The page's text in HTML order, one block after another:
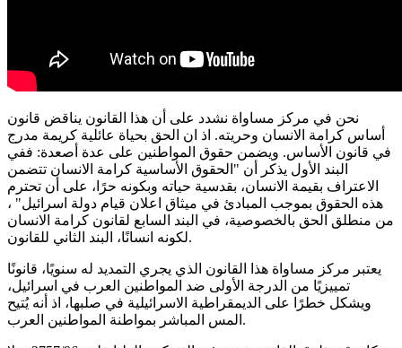
نحن في مركز مساواة نشدد على أن هذا القانون يناقض قانون
أساس كرامة الانسان وحريته. اذ ان الحق بحياة عائلية كريمة مدرج
في قانون الأساس. ويضمن حقوق المواطنين على عدة أصعدة: ففي
البند الأول يذكر أن " الحقوق الأساسية كرامة الانسان تتضمن
الاعتراف بقيمة الانسان، بقدسية حياته وبكونه حرًا، على أن تحترم
هذه الحقوق بموجب المبادئ في ميثاق اعلان قيام دولة اسرائيل" ،
من منطلق الحق بالخصوصية، في البند السابع لقانون كرامة الانسان
لكونه انسانًا، البند الثاني للقانون.
يعتبر مركز مساواة هذا القانون الذي يجري التمديد له سنويًا، قانونًا
تمييزيًا من الدرجة الأولى ضد المواطنين العرب في اسرائيل،
ويشكل خطرًا على الديمقراطية الاسرائيلية في صلبها، اذ أنه يُتيح
المس المباشر بمواطنة المواطنين العرب .